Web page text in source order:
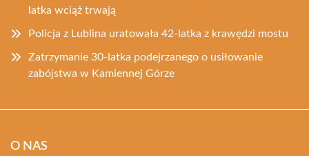
latka wciąż trwają
Policja z Lublina uratowała 42-latka z krawędzi mostu
Zatrzymanie 30-latka podejrzanego o usiłowanie
zabójstwa w Kamiennej Górze
O NAS